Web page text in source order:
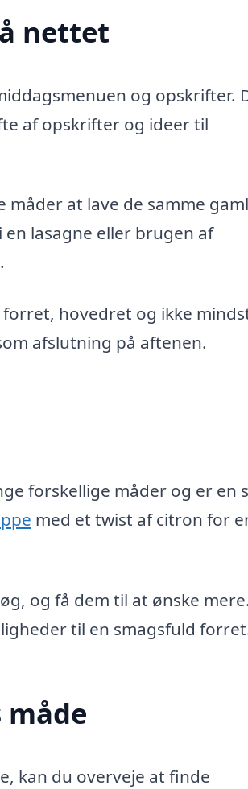
nettet
og opskrifter.
af opskrifter og ideer til
at lave de samme
lasagne eller brugen af
hovedret og ikke
afslutning på aftenen.
forskellige måder og er en
med et twist af citron for
og få dem til at ønske mere.
til en smagsfuld
måde
kan du overveje at finde